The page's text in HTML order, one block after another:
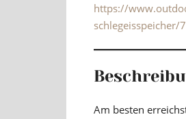
https://
schlegeisspeicher/
Am besten